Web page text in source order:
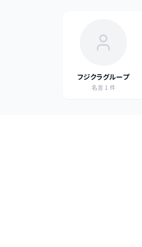
フジクラグループ
名言 1 件